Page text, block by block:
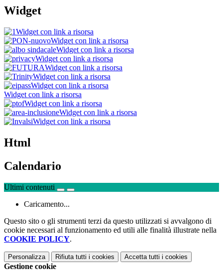
Widget
Widget con link a risorsa
Widget con link a risorsa
Widget con link a risorsa
Widget con link a risorsa
Widget con link a risorsa
Widget con link a risorsa
Widget con link a risorsa
Widget con link a risorsa
Widget con link a risorsa
Widget con link a risorsa
Widget con link a risorsa
Html
Calendario
Ultimi contenuti
Caricamento...
Questo sito o gli strumenti terzi da questo utilizzati si avvalgono di
cookie necessari al funzionamento ed utili alle finalità illustrate nella
COOKIE POLICY.
Personalizza Rifiuta tutti i cookies Accetta tutti i cookies
Gestione cookie